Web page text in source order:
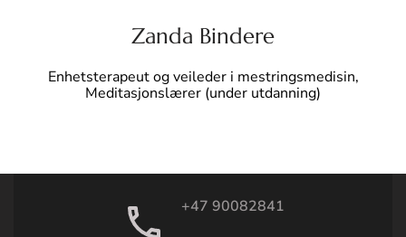
Zanda Bindere
Enhetsterapeut og veileder i mestringsmedisin,
Meditasjonslærer (under utdanning)
+47 90082841